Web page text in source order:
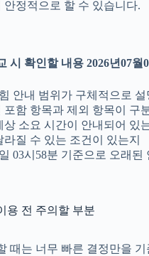
안정적으로 할 수 있습니다.
시 확인할 내용 2026년07월
안내 범위가 구체적으로 설
포함 항목과 제외 항목이 구
소요 시간이 안내되어 있
질 수 있는 조건이 있는지
03시58분 기준으로 오래된
용 전 주의할 부분
때는 너무 빠른 결정만을